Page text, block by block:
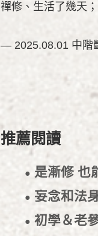
禪修、生活了幾天
— 2025.08.01 中階
推薦閱讀
● 是漸修 也
● 妄念和法
● 初學＆老